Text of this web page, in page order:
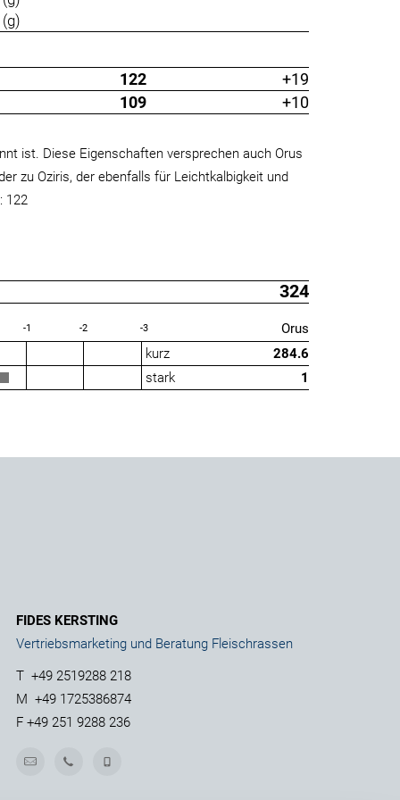
122
+19
109
+10
ist. Diese Eigenschaften versprechen auch Orus
zu Oziris, der ebenfalls für Leichtkalbigkeit und
122
324
-1 -2 -3
Orus
kurz
284.6
stark
1
FIDES KERSTING
Vertriebsmarketing und Beratung Fleischrassen
T +49 2519288 218
M +49 1725386874
F+49 251 9288 236